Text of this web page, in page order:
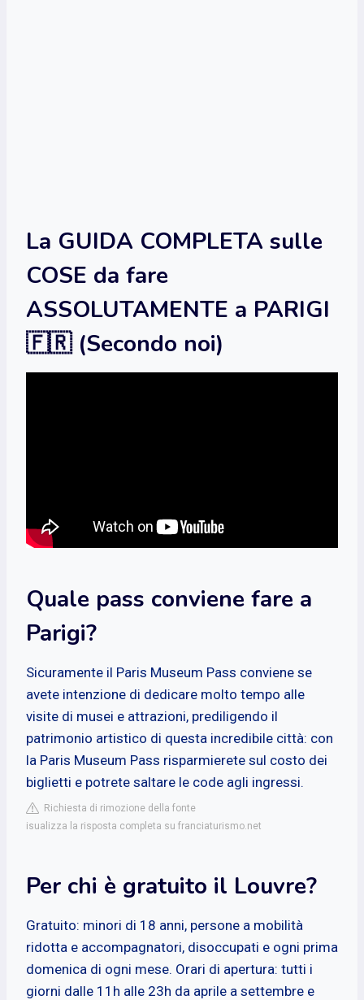
La GUIDA COMPLETA sulle
COSE da fare
ASSOLUTAMENTE a PARIGI
🇫🇷 (Secondo noi)
Quale pass conviene fare a
Parigi?
Sicuramente il Paris Museum Pass conviene se
avete intenzione di dedicare molto tempo alle
visite di musei e attrazioni, prediligendo il
patrimonio artistico di questa incredibile città: con
la Paris Museum Pass risparmierete sul costo dei
biglietti e potrete saltare le code agli ingressi.
Richiesta di rimozione della fonte
isualizza la risposta completa su franciaturismo.net
Per chi è gratuito il Louvre?
Gratuito: minori di 18 anni, persone a mobilità
ridotta e accompagnatori, disoccupati e ogni prima
domenica di ogni mese. Orari di apertura: tutti i
giorni dalle 11h alle 23h da aprile a settembre e